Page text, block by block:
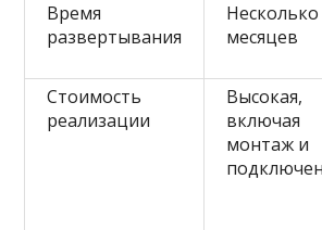
Время
развертывания
Несколько
месяцев
Стоимость
реализации
Высокая,
включая
монтаж и